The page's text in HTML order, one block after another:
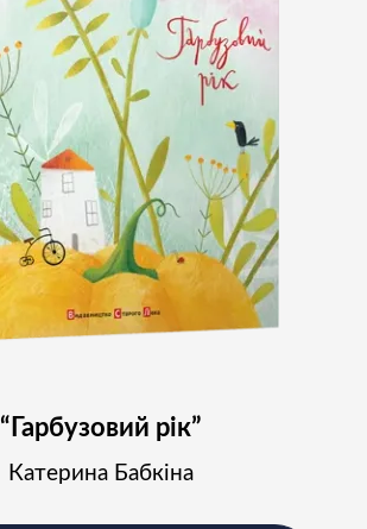
“Гарбузовий рік”
Катерина Бабкіна